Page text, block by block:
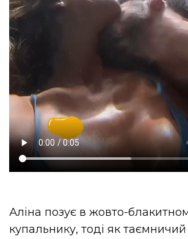
Аліна позує в жовто-
купальнику, тоді як